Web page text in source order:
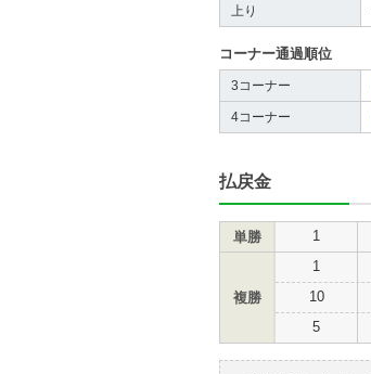
上り
コーナー通過順位
3コーナー
4コーナー
払戻金
単勝 1
複勝
1
10
5